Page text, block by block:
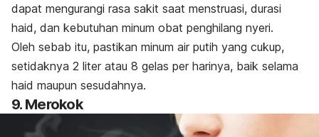
dapat mengurangi rasa sakit saat menstruasi, durasi
haid, dan kebutuhan minum obat penghilang nyeri.
Oleh sebab itu, pastikan minum air putih yang cukup,
setidaknya 2 liter atau 8 gelas per harinya, baik selama
haid maupun sesudahnya.
9. Merokok